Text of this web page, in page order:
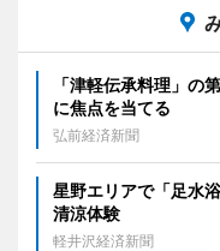
「津軽伝承料理」
に焦点を当てる
弘前経済新聞
星野エリアで「足水
清涼体験
軽井沢経済新聞